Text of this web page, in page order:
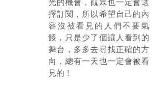
光的機會，觀眾也一定會選
擇訂閱，所以希望自己的內
容沒被看見的人們不要氣
餒，只是少了個讓人看到的
舞台，多多去尋找正確的方
向，總有一天也一定會被看
見的！